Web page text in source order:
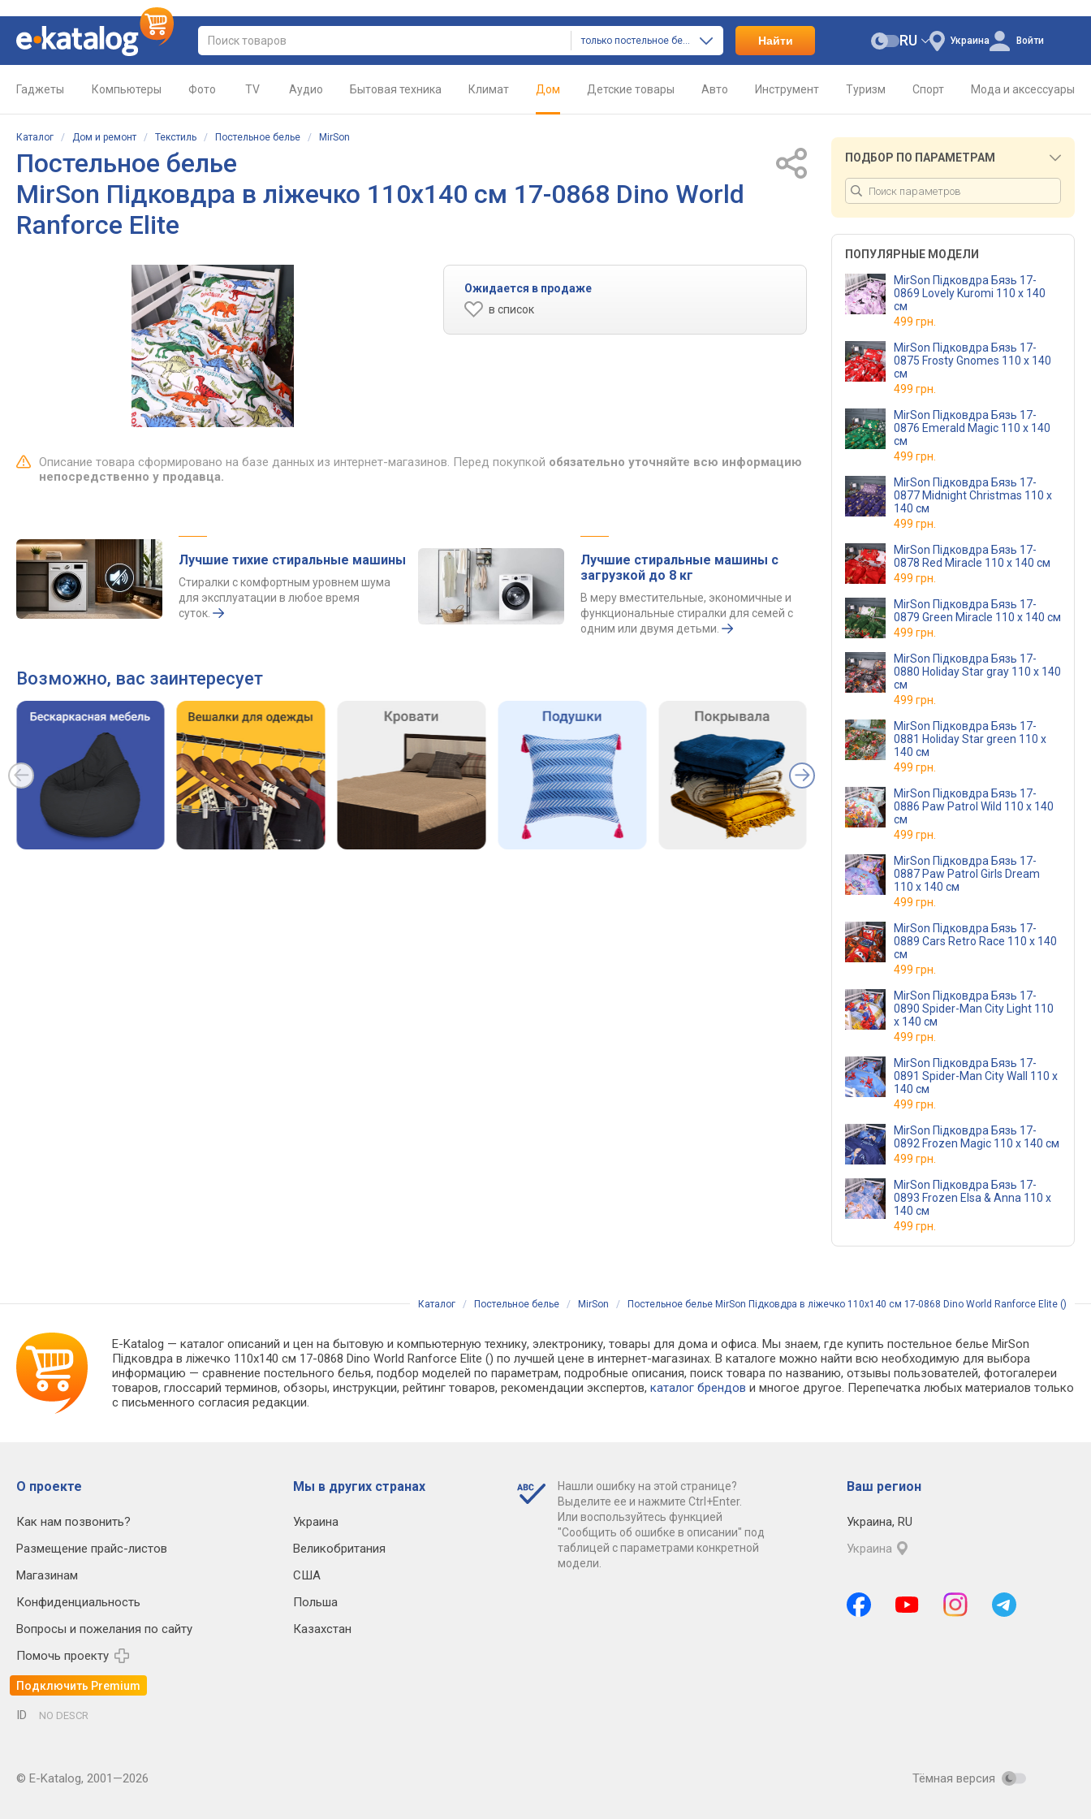
только постельное белье Найти Украина
RU Войти
Гаджеты Компьютеры Фото TV Аудио Бытовая техника Климат Дом Детские товары Авто Инструмент Туризм Спорт Мода и аксессуары
Каталог / Дом и ремонт / Текстиль / Постельное белье / MirSon
Постельное белье
MirSon Підковдра в ліжечко 110х140 см 17-0868 Dino World
Ranforce Elite
Ожидается в продаже
в список
Описание товара сформировано на базе данных из интернет-магазинов. Перед покупкой обязательно уточняйте всю информацию
непосредственно у продавца.
Лучшие тихие стиральные машины
Стиралки с комфортным уровнем шума
для эксплуатации в любое время
суток.
Лучшие стиральные машины с
загрузкой до 8 кг
В меру вместительные, экономичные и
функциональные стиралки для семей с
одним или двумя детьми.
Возможно, вас заинтересует
ПОДБОР ПО ПАРАМЕТРАМ
ПОПУЛЯРНЫЕ МОДЕЛИ
MirSon Підковдра Бязь 17-
0869 Lovely Kuromi 110 x 140
см
499 грн.
MirSon Підковдра Бязь 17-
0875 Frosty Gnomes 110 x 140
см
499 грн.
MirSon Підковдра Бязь 17-
0876 Emerald Magic 110 x 140
см
499 грн.
MirSon Підковдра Бязь 17-
0877 Midnight Christmas 110 x
140 см
499 грн.
MirSon Підковдра Бязь 17-
0878 Red Miracle 110 x 140 см
499 грн.
MirSon Підковдра Бязь 17-
0879 Green Miracle 110 x 140 см
499 грн.
MirSon Підковдра Бязь 17-
0880 Holiday Star gray 110 x 140
см
499 грн.
MirSon Підковдра Бязь 17-
0881 Holiday Star green 110 x
140 см
499 грн.
MirSon Підковдра Бязь 17-
0886 Paw Patrol Wild 110 x 140
см
499 грн.
MirSon Підковдра Бязь 17-
0887 Paw Patrol Girls Dream
110 x 140 см
499 грн.
MirSon Підковдра Бязь 17-
0889 Cars Retro Race 110 x 140
см
499 грн.
MirSon Підковдра Бязь 17-
0890 Spider-Man City Light 110
x 140 см
499 грн.
MirSon Підковдра Бязь 17-
0891 Spider-Man City Wall 110 x
140 см
499 грн.
MirSon Підковдра Бязь 17-
0892 Frozen Magic 110 x 140 см
499 грн.
MirSon Підковдра Бязь 17-
0893 Frozen Elsa & Anna 110 x
140 см
499 грн.
Каталог / Постельное белье / MirSon / Постельное белье MirSon Підковдра в ліжечко 110х140 см 17-0868 Dino World Ranforce Elite ()
E-Katalog — каталог описаний и цен на бытовую и компьютерную технику, электронику, товары для дома и офиса. Мы знаем, где купить постельное белье MirSon
Підковдра в ліжечко 110х140 см 17-0868 Dino World Ranforce Elite () по лучшей цене в интернет-магазинах. В каталоге можно найти всю необходимую для выбора
информацию — сравнение постельного белья, подбор моделей по параметрам, подробные описания, поиск товара по названию, отзывы пользователей, фотогалереи
товаров, глоссарий терминов, обзоры, инструкции, рейтинг товаров, рекомендации экспертов,каталог брендов и многое другое. Перепечатка любых материалов только
с письменного согласия редакции.
О проекте
Как нам позвонить?
Размещение прайс-листов
Магазинам
Конфиденциальность
Вопросы и пожелания по сайту
Помочь проекту
Подключить Premium
Мы в других странах
Украина
Великобритания
США
Польша
Казахстан
Нашли ошибку на этой странице?
Выделите ее и нажмите Ctrl+Enter.
Или воспользуйтесь функцией
"Сообщить об ошибке в описании" под
таблицей с параметрами конкретной
модели.
Ваш регион
Украина, RU
Украина
ID NO DESCR
© E-Katalog, 2001—2026 Тёмная версия